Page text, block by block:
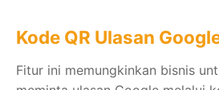
Kode QR Ulasan
Fitur ini memungkinkan bisnis